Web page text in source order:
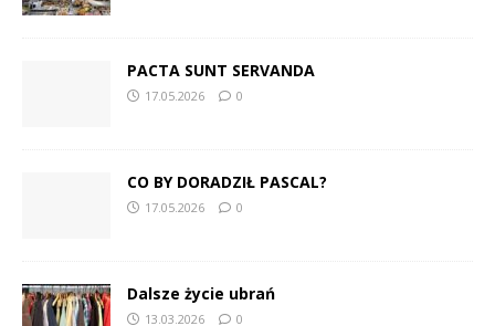
PACTA SUNT SERVANDA
17.05.2026 0
CO BY DORADZIŁ PASCAL?
17.05.2026 0
Dalsze życie ubrań
13.03.2026 0